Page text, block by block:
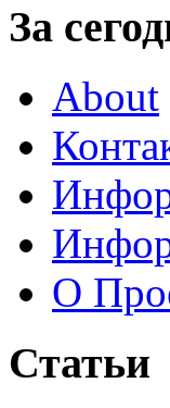
За
About
О
Статьи